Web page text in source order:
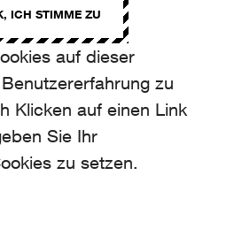
auf dieser
zu
Klicken auf einen Link
Sie Ihr
zu setzen.
ICH STIMME ZU